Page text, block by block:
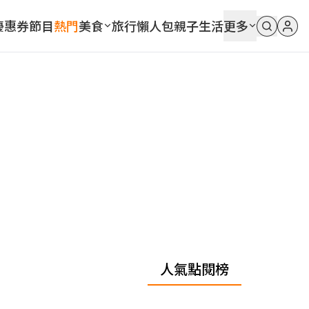
惠券節目熱門美食 旅行懶人包親子生活更多
人氣點閱榜